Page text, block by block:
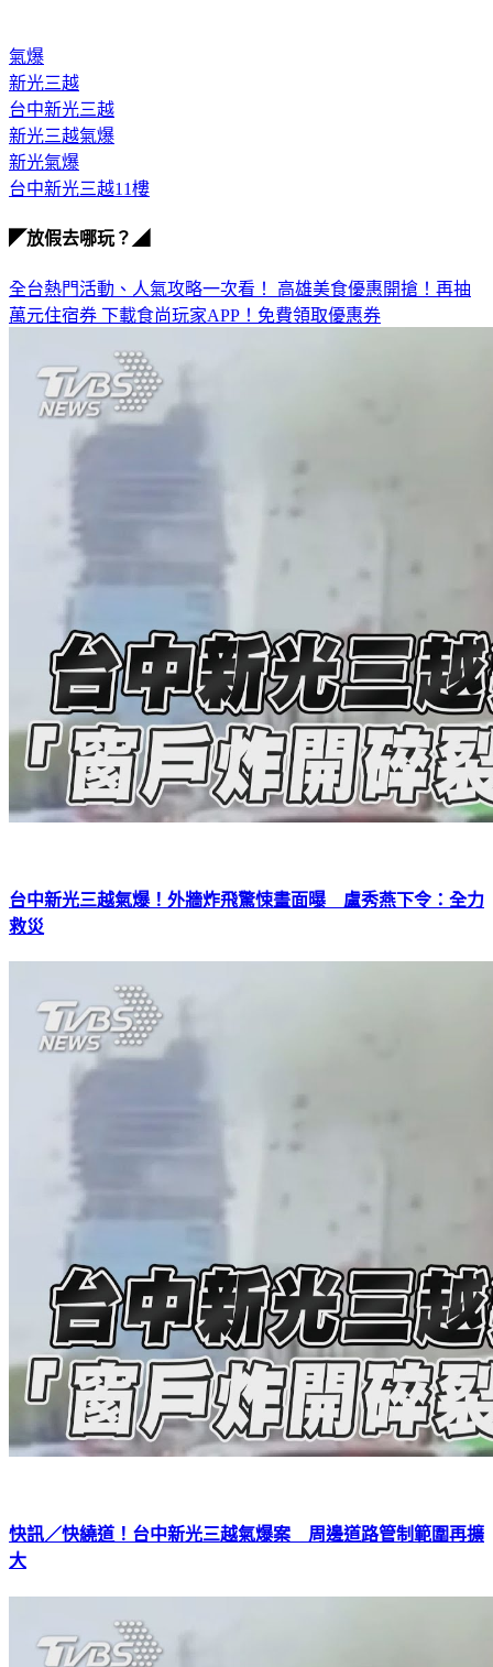
氣爆
新光三越
台中新光三越
新光三越氣爆
新光氣爆
台中新光三越11樓
◤放假去哪玩？◢
全台熱門活動、人氣攻略一次看！ 高雄美食優惠開搶！再抽
萬元住宿券 下載食尚玩家APP！免費領取優惠券
台中新光三越氣爆！外牆炸飛驚悚畫面曝 盧秀燕下令：全力
救災
快訊／快繞道！台中新光三越氣爆案 周邊道路管制範圍再擴
大